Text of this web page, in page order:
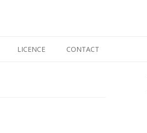
LICENCE CONTACT